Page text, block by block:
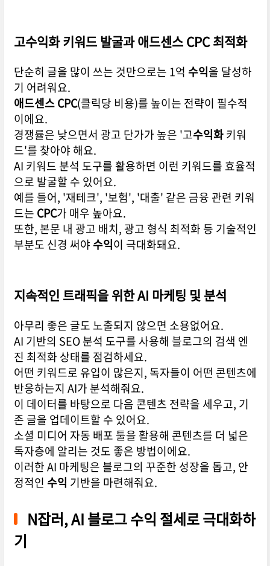
고수익화키워드 발굴과애드센스 CPC최적화
단순히 글을 많이 쓰는 것만으로는 1억 수익을 달성하
기 어려워요.
애드센스CPC(클릭당 비용)를 높이는 전략이 필수적
이에요.
경쟁률은 낮으면서 광고 단가가 높은 '고수익화키워
드'를 찾아야 해요.
AI 키워드 분석 도구를 활용하면 이런 키워드를 효율적
으로 발굴할 수 있어요.
예를 들어, '재테크', '보험', '대출' 같은 금융 관련 키워
드는 CPC가 매우 높아요.
또한, 본문 내 광고 배치, 광고 형식 최적화 등 기술적인
부분도 신경 써야 수익이 극대화돼요.
지속적인 트래픽을 위한 AI 마케팅 및 분석
아무리 좋은 글도 노출되지 않으면 소용없어요.
AI 기반의 SEO 분석 도구를 사용해 블로그의 검색 엔
진 최적화 상태를 점검하세요.
어떤 키워드로 유입이 많은지, 독자들이 어떤 콘텐츠에
반응하는지 AI가 분석해줘요.
이 데이터를 바탕으로 다음 콘텐츠 전략을 세우고, 기
존 글을 업데이트할 수 있어요.
소셜 미디어 자동 배포 툴을 활용해 콘텐츠를 더 넓은
독자층에 알리는 것도 좋은 방법이에요.
이러한 AI 마케팅은 블로그의 꾸준한 성장을 돕고, 안
정적인 수익 기반을 마련해줘요.
N잡러, AI 블로그수익 절세로 극대화하
기